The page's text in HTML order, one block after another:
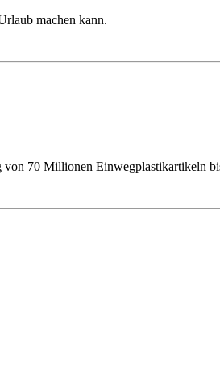
machen kann.
70 Millionen Einwegplastikartikeln